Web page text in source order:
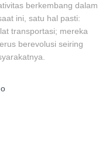
berkembang dalam
ini, satu hal pasti:
transportasi; mereka
berevolusi seiring